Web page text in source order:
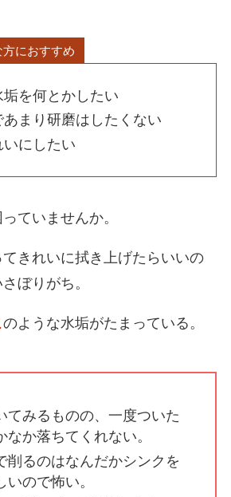
におすすめ
垢を何とかしたい
まり研磨はしたくない
にしたい
ていませんか。
きれいに拭き上げたらいいの
ぼりがち。
のような水垢がたまっている。
てみるものの、一度ついた
なか落ちてくれない。
削るのはなんだかシンクを
いので怖い。